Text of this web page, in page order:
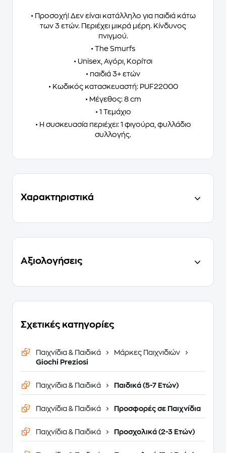
• Προσοχή! Δεν είναι κατάλληλο για παιδιά κάτω
των 3 ετών. Περιέχει μικρά μέρη. Κίνδυνος
πνιγμού.
• The Smurfs
• Unisex, Αγόρι, Κορίτσι
• παιδιά 3+ ετών
• Κωδικός κατασκευαστή: PUF22000
• Μέγεθος: 8 cm
• 1 Τεμάχιο
• Η συσκευασία περιέχει: 1 φιγούρα, φυλλάδιο
συλλογής.
Χαρακτηριστικά
Αξιολογήσεις
Σχετικές κατηγορίες
Παιχνίδια & Παιδικά
Μάρκες Παιχνιδιών
Giochi Preziosi
Παιχνίδια & Παιδικά Παιδικά (5-7 Ετών)
Παιχνίδια & Παιδικά Προσφορές σε Παιχνίδια
Παιχνίδια & Παιδικά Προσχολικά (2-3 Ετών)